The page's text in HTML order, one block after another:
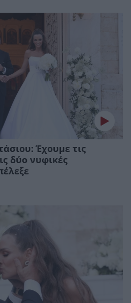
Έχουμε τις
δύο νυφικές